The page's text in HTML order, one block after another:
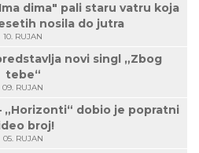
dima" pali staru vatru koja
nosila do jutra
10. RUJAN
novi singl „Zbog
tebe“
09. RUJAN
„Horizonti“ dobio je popratni
broj!
05. RUJAN